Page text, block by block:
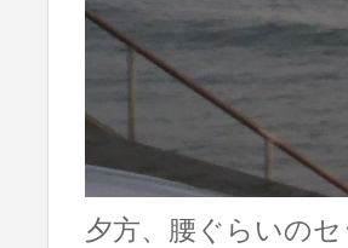
夕方、腰ぐらいの